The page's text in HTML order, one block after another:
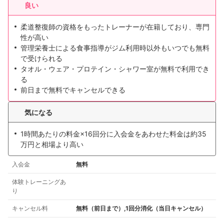
良い
柔道整復師の資格をもったトレーナーが在籍しており、専門
性が高い
管理栄養士による食事指導がジム利用時以外もいつでも無料
で受けられる
タオル・ウェア・プロテイン・シャワー室が無料で利用でき
る
前日まで無料でキャンセルできる
気になる
1時間あたりの料金×16回分に入会金をあわせた料金は約35
万円と相場より高い
入会金 無料
体験トレーニングあ
り
キャンセル料 無料（前日まで）,1回分消化（当日キャンセル）